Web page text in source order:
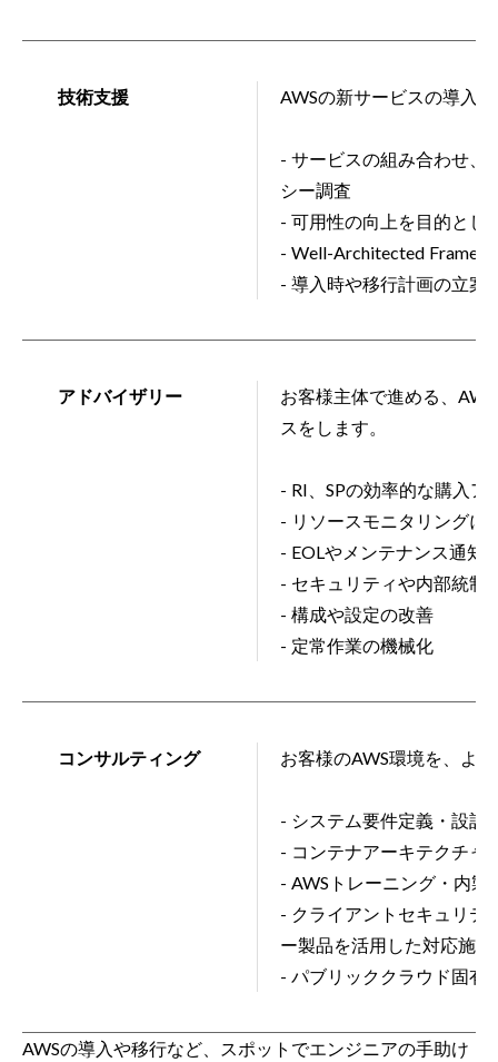
技術支援 AWSの新サービスの導入
- サービスの組み合わせ、
シー調査
- 可用性の向上を目的とし
- Well-Architected
- 導入時や移行計画の立案
アドバイザリー
お客様主体で進める、
スをします。
- RI、SPの効率的な購入ア
- リソースモニタリングに
- EOLやメンテナンス通知
- セキュリティや内部統制
- 構成や設定の改善
- 定常作業の機械化
コンサルティング お客様のAWS環境を、よ
- システム要件定義・設計
- コンテナアーキテクチャ
- AWSトレーニング・内製
- クライアントセキュリテ
ー製品を活用した対応施
- パブリッククラウド固有
AWSの導入や移行など、スポットでエンジニアの手助け